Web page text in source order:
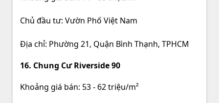
Chủ đầu tư: Vườn Phố Việt Nam
Địa chỉ: Phường 21, Quận Bình Thạnh, TPHCM
16. Chung Cư Riverside 90
Khoảng giá bán: 53 - 62 triệu/m²